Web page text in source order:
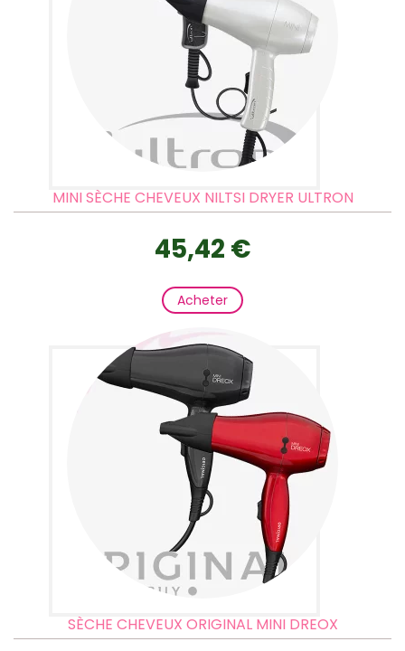
MINI SÈCHE CHEVEUX NILTSI DRYER ULTRON
45,42 €
Acheter
SÈCHE CHEVEUX ORIGINAL MINI DREOX